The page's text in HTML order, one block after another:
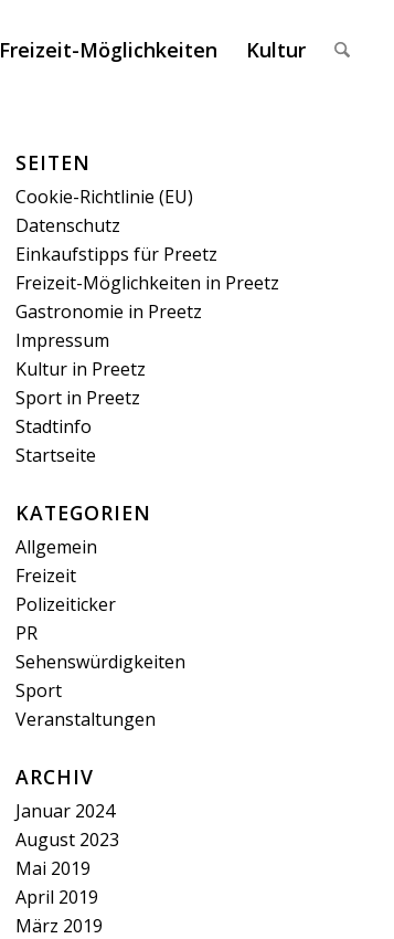
Freizeit-Möglichkeiten Kultur
SEITEN
Cookie-Richtlinie (EU)
Datenschutz
Einkaufstipps für Preetz
Freizeit-Möglichkeiten in Preetz
Gastronomie in Preetz
Impressum
Kultur in Preetz
Sport in Preetz
Stadtinfo
Startseite
KATEGORIEN
Allgemein
Freizeit
Polizeiticker
PR
Sehenswürdigkeiten
Sport
Veranstaltungen
ARCHIV
Januar 2024
August 2023
Mai 2019
April 2019
März 2019